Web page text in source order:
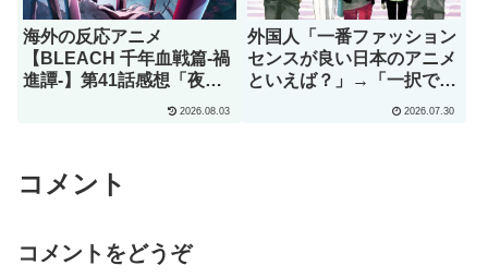
海外の反応アニメ
【BLEACH 千年血戦篇-禍
進譚-】第41話感想「夜一
は全てのアニメの中で最も
2026.08.03
外国人「一番ファッション
センスが良い日本のアニメ
といえば？」→「一択でし
2026.07.30
コメント
コメントをどうぞ